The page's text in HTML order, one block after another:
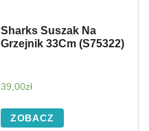
Sharks Suszak Na
Grzejnik 33Cm (S75322)
39,00zł
ZOBACZ